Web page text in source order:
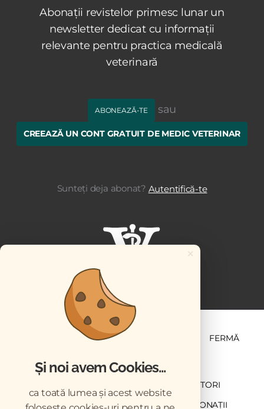
Abonații revistelor primesc lunar un
newsletter dedicat cu informații
relevante pentru practica medicală
veterinară
ABONEAZĂ-TE sau
CREEAZĂ UN CONT GRATUIT DE MEDIC VETERINAR
Sunteți deja abonat? Autentifică-te
ȘTIINȚĂ ȘI PRACTICĂ FERMĂ
CONTRIBUTORI
DESCĂRCĂRI ACREDITARE CMVRO DONAȚII
×
Și noi avem Cookies...
ca toată lumea și acest website